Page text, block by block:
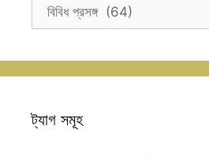
ক্যাটাগরি
ট্যাগ সমূহ